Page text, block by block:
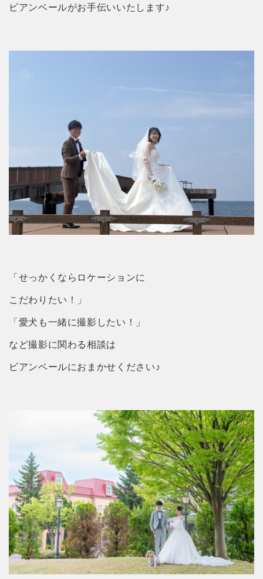
ビアンベールがお手伝いいたします♪
「せっかくならロケーションに
こだわりたい！」
「愛犬も一緒に撮影したい！」
など撮影に関わる相談は
ビアンベールにおまかせください♪